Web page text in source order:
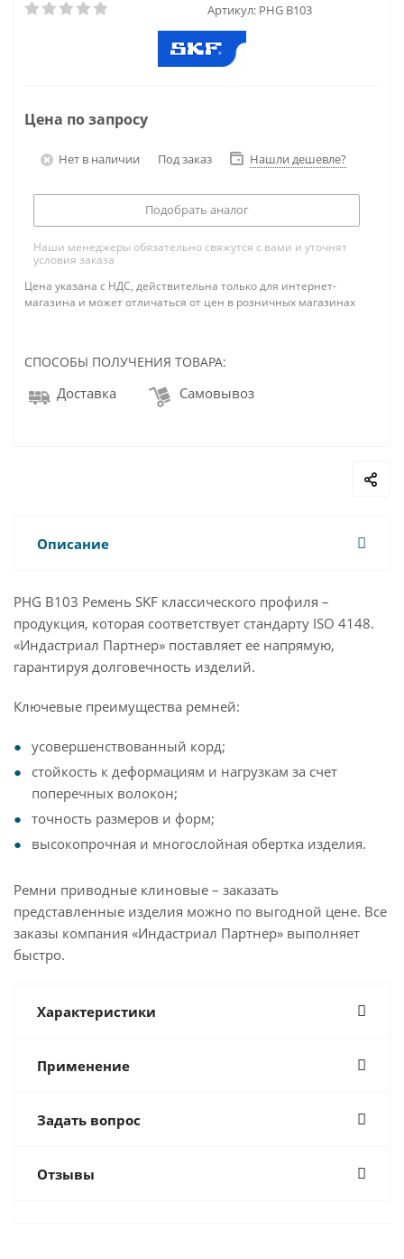
Артикул: PHG B103
Цена по запросу
Нет в наличии Под заказ Нашли дешевле?
Подобрать аналог
Наши менеджеры обязательно свяжутся с вами и уточнят
условия заказа
Цена указана с НДС, действительна только для интернет-
магазина и может отличаться от цен в розничных магазинах
СПОСОБЫ ПОЛУЧЕНИЯ ТОВАРА:
Доставка Самовывоз
Описание
PHG B103 Ремень SKF классического профиля –
продукция, которая соответствует стандарту ISO 4148.
«Индастриал Партнер» поставляет ее напрямую,
гарантируя долговечность изделий.
Ключевые преимущества ремней:
усовершенствованный корд;
стойкость к деформациям и нагрузкам за счет
поперечных волокон;
точность размеров и форм;
высокопрочная и многослойная обертка изделия.
Ремни приводные клиновые – заказать
представленные изделия можно по выгодной цене. Все
заказы компания «Индастриал Партнер» выполняет
быстро.
Характеристики
Применение
Задать вопрос
Отзывы